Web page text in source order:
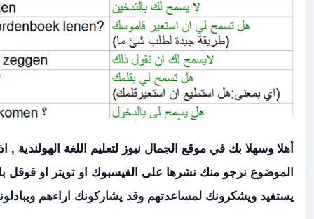
الجمال نيوز لتعليم اللغة الهولندية , اذا عجبك هذه
نشرها على الفيسبوك او تويتر او قوقل بلس لحتي غيرك
وقد يشاركونك اراءهم ويبادلونك اهتماماتهم .